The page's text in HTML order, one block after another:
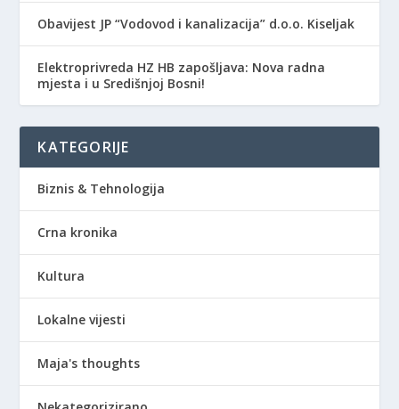
Obavijest JP “Vodovod i kanalizacija” d.o.o. Kiseljak
Elektroprivreda HZ HB zapošljava: Nova radna
mjesta i u Središnjoj Bosni!
KATEGORIJE
Biznis & Tehnologija
Crna kronika
Kultura
Lokalne vijesti
Maja's thoughts